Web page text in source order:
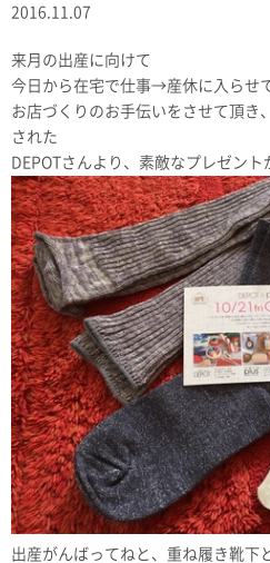
2016.11.07
来月の出産に向けて
今日から在宅で仕事→産休に入らせ
お店づくりのお手伝いをさせて頂
された
DEPOTさんより、素敵なプレゼント
出産がんばってねと、重ね履き靴下